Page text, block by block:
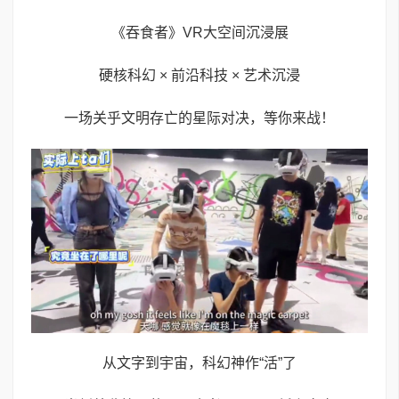
《吞食者》VR大空间沉浸展
硬核科幻 × 前沿科技 × 艺术沉浸
一场关乎文明存亡的星际对决，等你来战！
从文字到宇宙，科幻神作“活”了